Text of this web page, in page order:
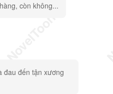
còn không...
đau đến tận xương